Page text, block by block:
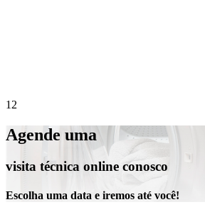
1 2
Agende uma
visita técnica online conosco
Escolha uma data e iremos até você!